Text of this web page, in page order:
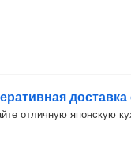
отличную японскую